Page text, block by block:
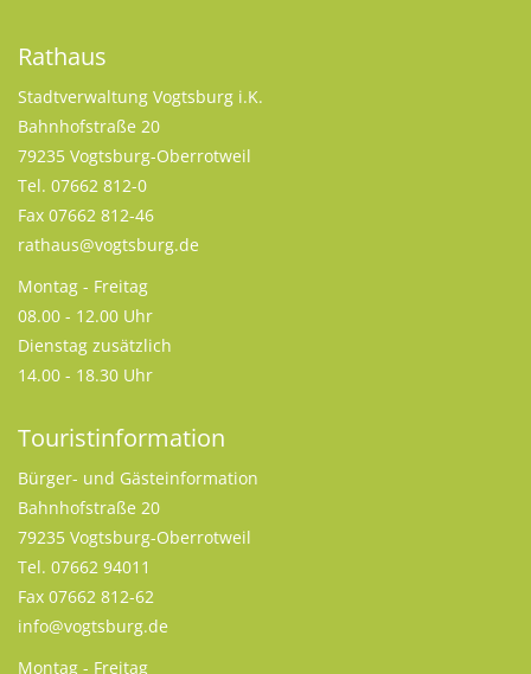
Rathaus
Stadtverwaltung Vogtsburg i.K.
Bahnhofstraße 20
79235 Vogtsburg-Oberrotweil
Tel. 07662 812-0
Fax 07662 812-46
rathaus@vogtsburg.de
Montag - Freitag
08.00 - 12.00 Uhr
Dienstag zusätzlich
14.00 - 18.30 Uhr
Touristinformation
Bürger- und Gästeinformation
Bahnhofstraße 20
79235 Vogtsburg-Oberrotweil
Tel. 07662 94011
Fax 07662 812-62
info@vogtsburg.de
Montag - Freitag